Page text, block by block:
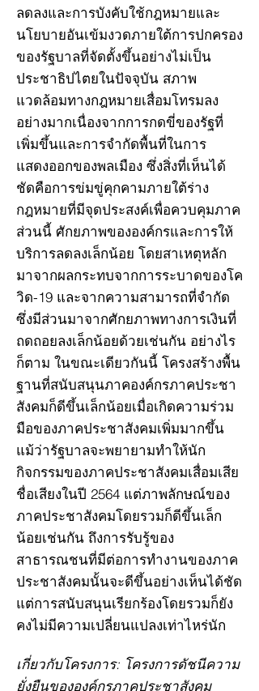
ลดลงและการบังคับใช้กฎหมายและ
นโยบายอันเข้มงวดภายใต้การปกครอง
ของรัฐบาลที่จัดตั้งขึ้นอย่างไม่เป็น
ประชาธิปไตยในปัจจุบัน สภาพ
แวดล้อมทางกฎหมายเสื่อมโทรมลง
อย่างมากเนื่องจากการกดขี่ของรัฐที่
เพิ่มขึ้นและการจำกัดพื้นที่ในการ
แสดงออกของพลเมือง ซึ่งสิ่งที่เห็นได้
ชัดคือการข่มขู่คุกคามภายใต้ร่าง
กฎหมายที่มีจุดประสงค์เพื่อควบคุมภาค
ส่วนนี้ ศักยภาพขององค์กรและการให้
บริการลดลงเล็กน้อย โดยสาเหตุหลัก
มาจากผลกระทบจากการระบาดของโค
วิด-19 และจากความสามารถที่จำกัด
ซึ่งมีส่วนมาจากศักยภาพทางการเงินที่
ถดถอยลงเล็กน้อยด้วยเช่นกัน อย่างไร
ก็ตาม ในขณะเดียวกันนี้ โครงสร้างพื้น
ฐานที่สนับสนุนภาคองค์กรภาคประชา
สังคมก็ดีขึ้นเล็กน้อยเมื่อเกิดความร่วม
มือของภาคประชาสังคมเพิ่มมากขึ้น
แม้ว่ารัฐบาลจะพยายามทำให้นัก
กิจกรรมของภาคประชาสังคมเสื่อมเสีย
ชื่อเสียงในปี 2564 แต่ภาพลักษณ์ของ
ภาคประชาสังคมโดยรวมก็ดีขึ้นเล็ก
น้อยเช่นกัน ถึงการรับรู้ของ
สาธารณชนที่มีต่อการทำงานของภาค
ประชาสังคมนั้นจะดีขึ้นอย่างเห็นได้ชัด
แต่การสนับสนุนเรียกร้องโดยรวมก็ยัง
คงไม่มีความเปลี่ยนแปลงเท่าไหร่นัก
เกี่ยวกับโครงการ: โครงการดัชนีความ
ยั่งยืนขององค์กรภาคประชาสังคม